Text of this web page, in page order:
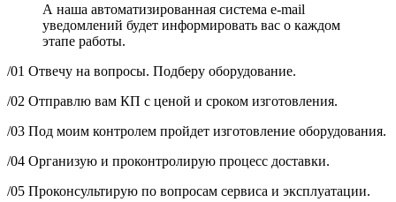
А наша автоматизированная система e-mail
уведомлений будет информировать вас о каждом
этапе работы.
/01 Отвечу на вопросы. Подберу оборудование.
/02 Отправлю вам КП с ценой и сроком изготовления.
/03 Под моим контролем пройдет изготовление оборудования.
/04 Организую и проконтролирую процесс доставки.
/05 Проконсультирую по вопросам сервиса и эксплуатации.